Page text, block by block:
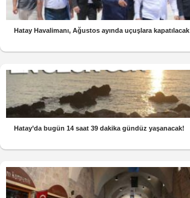
Hatay Havalimanı, Ağustos ayında uçuşlara kapatılacak
Hatay’da bugün 14 saat 39 dakika gündüz yaşanacak!